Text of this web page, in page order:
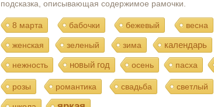
подсказка, описывающая содержимое рамочки.
8 марта бабочки бежевый весна
женская зеленый зима календарь
нежность новый год осень пасха
розы романтика свадьба светлый